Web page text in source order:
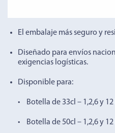
El embalaje más seguro y
Diseñado para envíos
exigencias logísticas.
Disponible para:
• Botella de 33cl – 1,2,6 y
• Botella de 50cl – 1,2,6 y